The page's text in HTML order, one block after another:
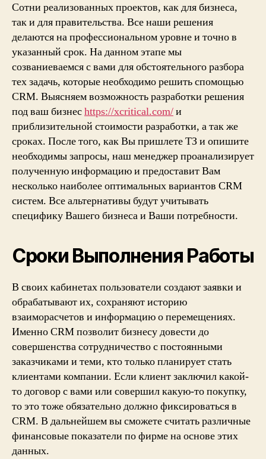
Сотни реализованных проектов, как для бизнеса,
так и для правительства. Все наши решения
делаются на профессиональном уровне и точно в
указанный срок. На данном этапе мы
созваниеваемся с вами для обстоятельного разбора
тех задачь, которые необходимо решить спомощью
CRM. Выясняем возможность разработки решения
под ваш бизнесhttps://xcritical.com/и
приблизительной стоимости разработки, а так же
сроках. После того, как Вы пришлете ТЗ и опишите
необходимы запросы, наш менеджер проанализирует
полученную информацию и предоставит Вам
несколько наиболее оптимальных вариантов CRM
систем. Все альтернативы будут учитывать
специфику Вашего бизнеса и Ваши потребности.
Сроки Выполнения Работы
В своих кабинетах пользователи создают заявки и
обрабатывают их, сохраняют историю
взаиморасчетов и информацию о перемещениях.
Именно CRM позволит бизнесу довести до
совершенства сотрудничество с постоянными
заказчиками и теми, кто только планирует стать
клиентами компании. Если клиент заключил какой-
то договор с вами или совершил какую-то покупку,
то это тоже обязательно должно фиксироваться в
CRM. В дальнейшем вы сможете считать различные
финансовые показатели по фирме на основе этих
данных.